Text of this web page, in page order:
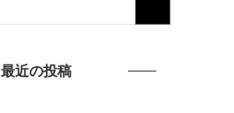
最近の投稿